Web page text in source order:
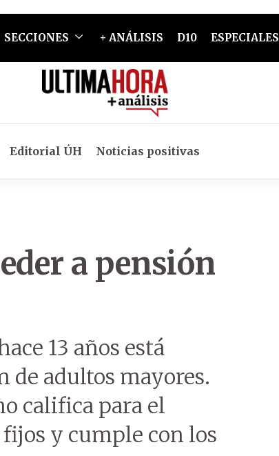
SECCIONES + ANÁLISIS D10 ESPECIALES
Editorial ÚH Noticias positivas
a pensión
13 años está
de adultos mayores.
califica para el
y cumple con los